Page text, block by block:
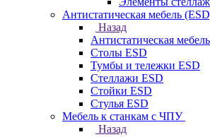
Антистатическая мебель
Назад
Антистатическая
Столы ESD
Тумбы и тележки ESD
Стеллажи ESD
Стойки ESD
Стулья ESD
Мебель к станкам с ЧПУ
Назад